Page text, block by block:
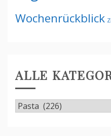
Wochenrückblick
ALLE
Alle